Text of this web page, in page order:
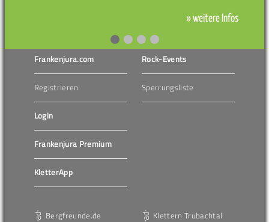
» weitere Infos
Frankenjura.com
Registrieren
Login
Frankenjura Premium
KletterApp
Rock-Events
Sperrungsliste
Bergfreunde.de Klettern Trubachtal